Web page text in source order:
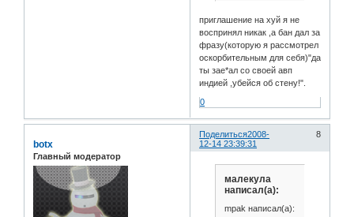
приглашение на хуй я не
воспринял никак ,а бан дал за
фразу(которую я рассмотрел
оскорбительным для себя)"да
ты зае*ал со своей авп
индией ,убейся об стену!".
0
Поделиться 8
2008-
12-14 23:39:31
botx
Главный модератор
малекула
написал(а):
mpak написал(а):